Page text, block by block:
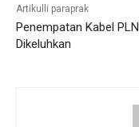
Artikulli paraprak
Penempatan Kabel PLN
Dikeluhkan